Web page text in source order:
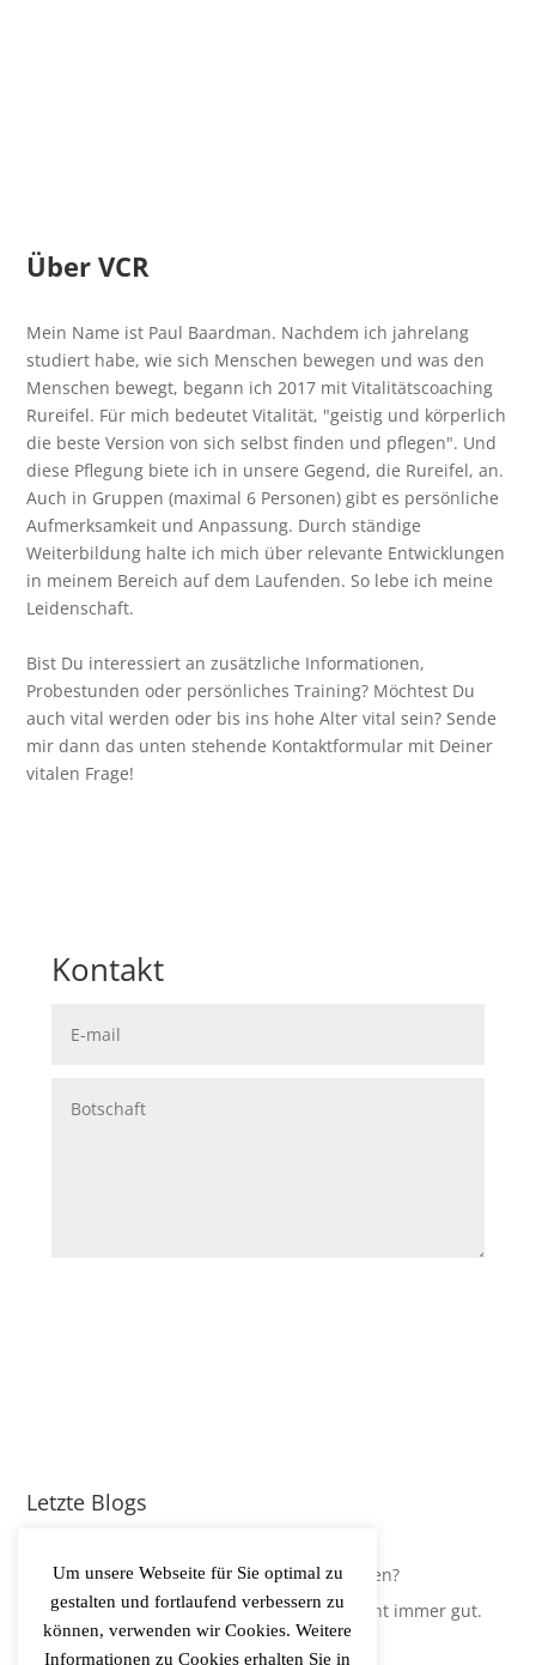
Über VCR
Mein Name ist Paul Baardman. Nachdem ich jahrelang
studiert habe, wie sich Menschen bewegen und was den
Menschen bewegt, begann ich 2017 mit Vitalitätscoaching
Rureifel. Für mich bedeutet Vitalität, "geistig und körperlich
die beste Version von sich selbst finden und pflegen". Und
diese Pflegung biete ich in unsere Gegend, die Rureifel, an.
Auch in Gruppen (maximal 6 Personen) gibt es persönliche
Aufmerksamkeit und Anpassung. Durch ständige
Weiterbildung halte ich mich über relevante Entwicklungen
in meinem Bereich auf dem Laufenden. So lebe ich meine
Leidenschaft.
Bist Du interessiert an zusätzliche Informationen,
Probestunden oder persönliches Training? Möchtest Du
auch vital werden oder bis ins hohe Alter vital sein? Sende
mir dann das unten stehende Kontaktformular mit Deiner
vitalen Frage!
Kontakt
Letzte Blogs
Leidest Du an Hypokapnie, ohne es zu wissen?
Der Körper regelt Sauerstoffversorgung nicht immer gut.
Um unsere Webseite für Sie optimal zu
gestalten und fortlaufend verbessern zu
können, verwenden wir Cookies. Weitere
Informationen zu Cookies erhalten Sie in